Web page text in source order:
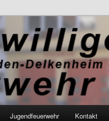
Jugendfeuerwehr Kontakt